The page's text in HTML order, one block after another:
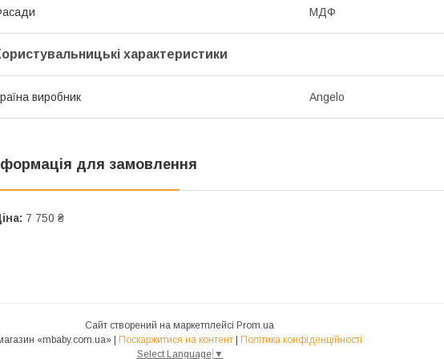
МДФ
характеристики
виробник Angelo
для замовлення
7 750 ₴
Сайт створений на маркетплейсі Prom.ua
магазин «mbaby.com.ua» | Поскаржитися на контент | Політика конфіденційності
Select Language ▼